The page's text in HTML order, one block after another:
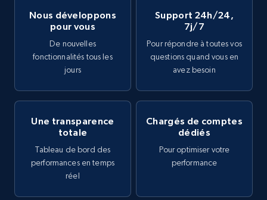
Nous développons
pour vous
De nouvelles
fonctionnalités tous les
jours
Support 24h/24,
7j/7
Pour répondre à toutes vos
questions quand vous en
avez besoin
Une transparence
totale
Tableau de bord des
performances en temps
réel
Chargés de comptes
dédiés
Pour optimiser votre
performance